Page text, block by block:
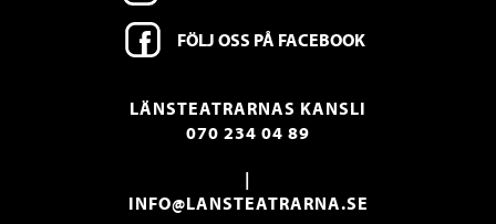
FÖLJ OSS PÅ FACEBOOK
LÄNSTEATRARNAS KANSLI
070 234 04 89
|
INFO@LANSTEATRARNA.SE